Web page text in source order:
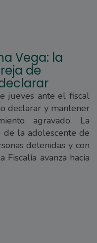
Vega: la
de
jueves ante el fiscal
declarar y mantener
agravado. La
la adolescente de
detenidas y con
avanza hacia